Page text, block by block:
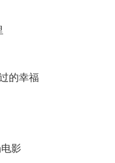
的幸福
影